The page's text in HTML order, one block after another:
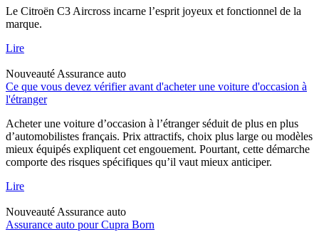
Le Citroën C3 Aircross incarne l’esprit joyeux et fonctionnel de la
marque.
Lire
Nouveauté Assurance auto
Ce que vous devez vérifier avant d'acheter une voiture d'occasion à
l'étranger
Acheter une voiture d’occasion à l’étranger séduit de plus en plus
d’automobilistes français. Prix attractifs, choix plus large ou modèles
mieux équipés expliquent cet engouement. Pourtant, cette démarche
comporte des risques spécifiques qu’il vaut mieux anticiper.
Lire
Nouveauté Assurance auto
Assurance auto pour Cupra Born